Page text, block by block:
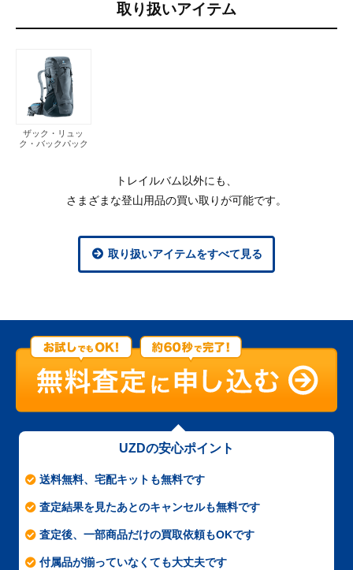
取り扱いアイテム
ザック・リュッ
ク・バックパック
トレイルバム以外にも、
さまざまな登山用品の買い取りが可能です。
取り扱いアイテムをすべて見る
UZDの安心ポイント
送料無料、宅配キットも無料です
査定結果を見たあとのキャンセルも無料です
査定後、一部商品だけの買取依頼もOKです
付属品が揃っていなくても大丈夫です